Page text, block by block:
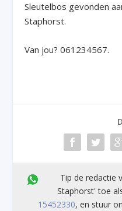
Sleutelbos gevonden
Staphorst.
Van jou? 061234567.
Tip de redactie
Staphorst' toe
15452330, en stuur